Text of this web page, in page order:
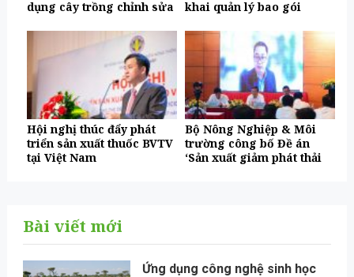
khai quản lý bao gói
dụng cây trồng chỉnh sửa
Bộ Nông Nghiệp & Môi
trường công bố Đề án
‘Sản xuất giảm phát thải
Hội nghị thúc đẩy phát
triển sản xuất thuốc BVTV
tại Việt Nam
Bài viết mới
Ứng dụng công nghệ sinh học